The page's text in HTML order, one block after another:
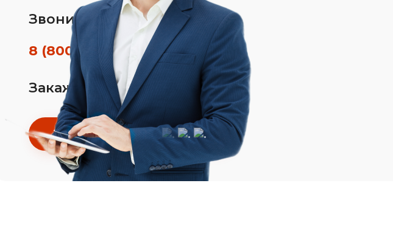
Звоните по телефону
8 (800) 350-01-26
Закажите обратный звонок
Заказать звонок